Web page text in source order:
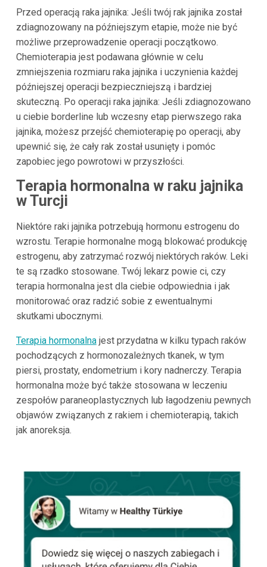
Przed operacją raka jajnika: Jeśli twój rak jajnika został
zdiagnozowany na późniejszym etapie, może nie być
możliwe przeprowadzenie operacji początkowo.
Chemioterapia jest podawana głównie w celu
zmniejszenia rozmiaru raka jajnika i uczynienia każdej
późniejszej operacji bezpieczniejszą i bardziej
skuteczną. Po operacji raka jajnika: Jeśli zdiagnozowano
u ciebie borderline lub wczesny etap pierwszego raka
jajnika, możesz przejść chemioterapię po operacji, aby
upewnić się, że cały rak został usunięty i pomóc
zapobiec jego powrotowi w przyszłości.
Terapia hormonalna w raku jajnika
w Turcji
Niektóre raki jajnika potrzebują hormonu estrogenu do
wzrostu. Terapie hormonalne mogą blokować produkcję
estrogenu, aby zatrzymać rozwój niektórych raków. Leki
te są rzadko stosowane. Twój lekarz powie ci, czy
terapia hormonalna jest dla ciebie odpowiednia i jak
monitorować oraz radzić sobie z ewentualnymi
skutkami ubocznymi.
Terapia hormonalnajest przydatna w kilku typach raków
pochodzących z hormonozależnych tkanek, w tym
piersi, prostaty, endometrium i kory nadnerczy. Terapia
hormonalna może być także stosowana w leczeniu
zespołów paraneoplastycznych lub łagodzeniu pewnych
objawów związanych z rakiem i chemioterapią, takich
jak anoreksja.